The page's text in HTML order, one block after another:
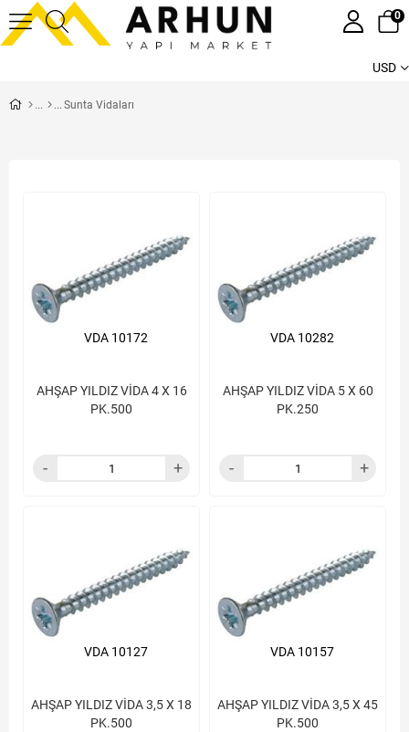
USD
0
Sunta Vidaları
AHŞAP YILDIZ VİDA 4 X 16
PK.500
VDA 10172
AHŞAP YILDIZ VİDA 5 X 60
PK.250
VDA 10282
AHŞAP YILDIZ VİDA 3,5 X 18
PK.500
VDA 10127
AHŞAP YILDIZ VİDA 3,5 X 45
PK.500
VDA 10157